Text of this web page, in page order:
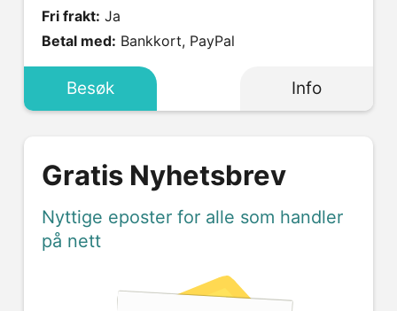
Fri frakt: Ja
Betal med: Bankkort, PayPal
Besøk Info
Gratis Nyhetsbrev
Nyttige eposter for alle som handler
på nett